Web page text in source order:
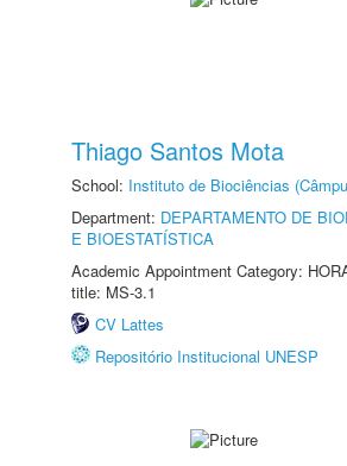
Thiago Santos Mota
School: Instituto de Biociências
Department: DEPARTAMENTO DE
E BIOESTATÍSTICA
Academic Appointment Category:
title: MS-3.1
CV Lattes
Repositório Institucional UNESP